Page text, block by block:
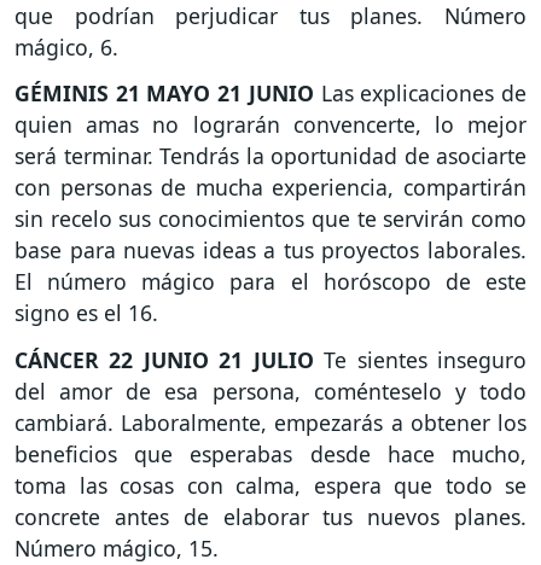
que podrían perjudicar tus planes. Número
mágico, 6.
GÉMINIS 21 MAYO 21 JUNIO Las explicaciones de
quien amas no lograrán convencerte, lo mejor
será terminar. Tendrás la oportunidad de asociarte
con personas de mucha experiencia, compartirán
sin recelo sus conocimientos que te servirán como
base para nuevas ideas a tus proyectos laborales.
El número mágico para el horóscopo de este
signo es el 16.
CÁNCER 22 JUNIO 21 JULIO Te sientes inseguro
del amor de esa persona, coménteselo y todo
cambiará. Laboralmente, empezarás a obtener los
beneficios que esperabas desde hace mucho,
toma las cosas con calma, espera que todo se
concrete antes de elaborar tus nuevos planes.
Número mágico, 15.